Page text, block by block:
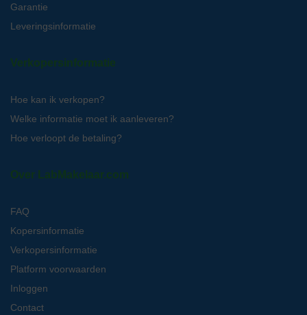
Garantie
Leveringsinformatie
Verkopersinformatie
Hoe kan ik verkopen?
Welke informatie moet ik aanleveren?
Hoe verloopt de betaling?
Over LabMakelaar.com
FAQ
Kopersinformatie
Verkopersinformatie
Platform voorwaarden
Inloggen
Contact